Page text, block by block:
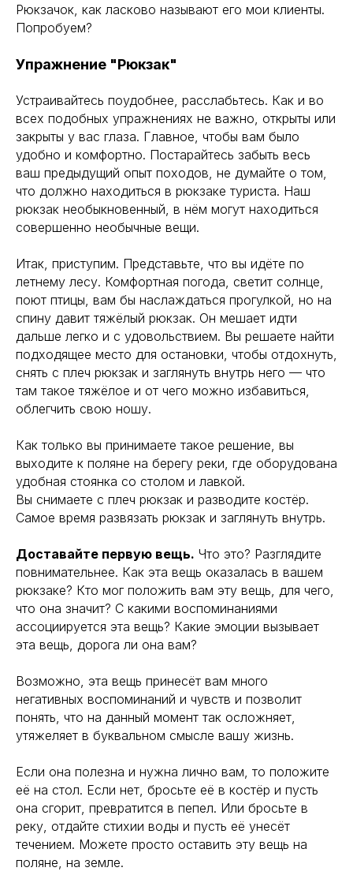
Рюкзачок, как ласково называют его мои клиенты.
Попробуем?
Упражнение "Рюкзак"
Устраивайтесь поудобнее, расслабьтесь. Как и во
всех подобных упражнениях не важно, открыты или
закрыты у вас глаза. Главное, чтобы вам было
удобно и комфортно. Постарайтесь забыть весь
ваш предыдущий опыт походов, не думайте о том,
что должно находиться в рюкзаке туриста. Наш
рюкзак необыкновенный, в нём могут находиться
совершенно необычные вещи.
Итак, приступим. Представьте, что вы идёте по
летнему лесу. Комфортная погода, светит солнце,
поют птицы, вам бы наслаждаться прогулкой, но на
спину давит тяжёлый рюкзак. Он мешает идти
дальше легко и с удовольствием. Вы решаете найти
подходящее место для остановки, чтобы отдохнуть,
снять с плеч рюкзак и заглянуть внутрь него — что
там такое тяжёлое и от чего можно избавиться,
облегчить свою ношу.
Как только вы принимаете такое решение, вы
выходите к поляне на берегу реки, где оборудована
удобная стоянка со столом и лавкой.
Вы снимаете с плеч рюкзак и разводите костёр.
Самое время развязать рюкзак и заглянуть внутрь.
Доставайте первую вещь. Что это? Разглядите
повнимательнее. Как эта вещь оказалась в вашем
рюкзаке? Кто мог положить вам эту вещь, для чего,
что она значит? С какими воспоминаниями
ассоциируется эта вещь? Какие эмоции вызывает
эта вещь, дорога ли она вам?
Возможно, эта вещь принесёт вам много
негативных воспоминаний и чувств и позволит
понять, что на данный момент так осложняет,
утяжеляет в буквальном смысле вашу жизнь.
Если она полезна и нужна лично вам, то положите
её на стол. Если нет, бросьте её в костёр и пусть
она сгорит, превратится в пепел. Или бросьте в
реку, отдайте стихии воды и пусть её унесёт
течением. Можете просто оставить эту вещь на
поляне, на земле.